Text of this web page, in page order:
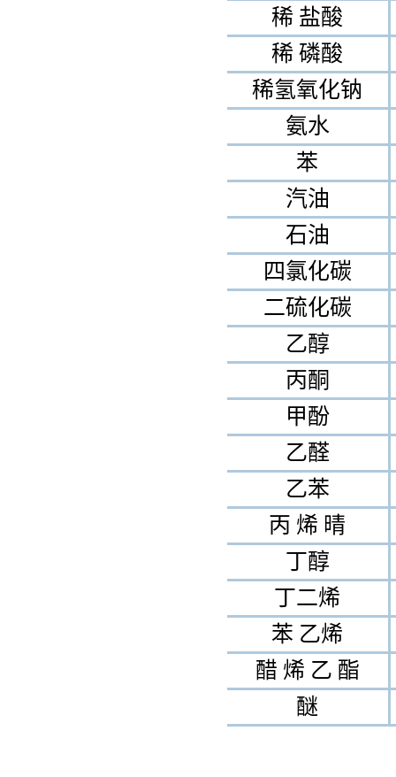
稀 盐酸
稀 磷酸
稀氢氧化钠
氨水
苯
汽油
石油
四氯化碳
二硫化碳
乙醇
丙酮
甲酚
乙醛
乙苯
丙 烯 晴
丁醇
丁二烯
苯 乙烯
醋 烯 乙 酯
醚